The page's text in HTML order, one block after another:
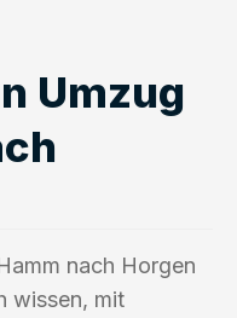
Umzug
nach Horgen
wissen, mit